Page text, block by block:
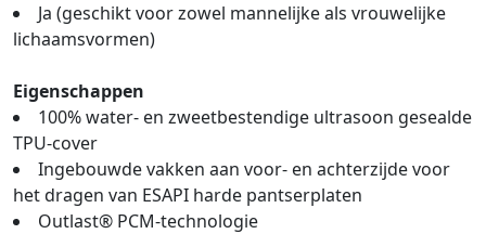
Ja (geschikt voor zowel mannelijke als vrouwelijke
lichaamsvormen)
Eigenschappen
100% water- en zweetbestendige ultrasoon gesealde
TPU-cover
Ingebouwde vakken aan voor- en achterzijde voor
het dragen van ESAPI harde pantserplaten
Outlast® PCM-technologie